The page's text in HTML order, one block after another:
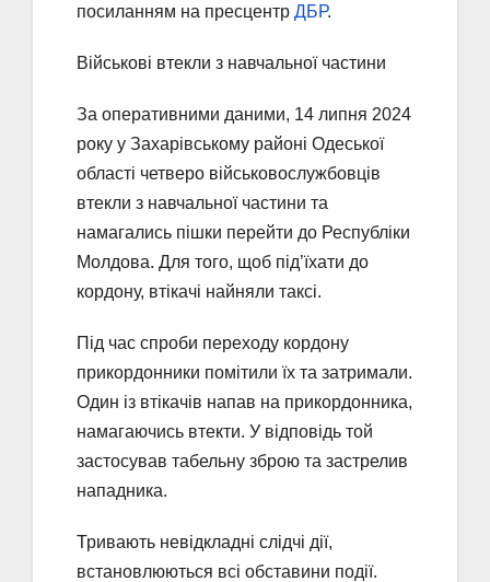
посиланням на пресцентр ДБР.
Військові втекли з навчальної частини
За оперативними даними, 14 липня 2024
року у Захарівському районі Одеської
області четверо військовослужбовців
втекли з навчальної частини та
намагались пішки перейти до Республіки
Молдова. Для того, щоб під’їхати до
кордону, втікачі найняли таксі.
Під час спроби переходу кордону
прикордонники помітили їх та затримали.
Один із втікачів напав на прикордонника,
намагаючись втекти. У відповідь той
застосував табельну зброю та застрелив
нападника.
Тривають невідкладні слідчі дії,
встановлюються всі обставини події.